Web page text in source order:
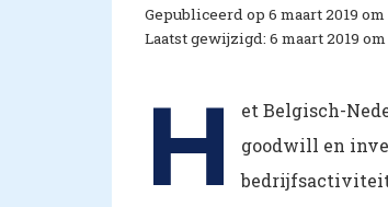
Gepubliceerd op 6 maart 2019 om
Laatst gewijzigd: 6 maart 2019 om
H
et Belgisch-
goodwill en